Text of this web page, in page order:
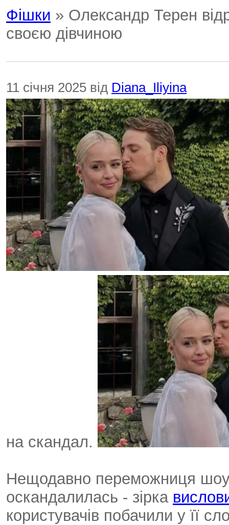
Фішки » Олександр Терен
своєю дівчиною
11 січня 2025 від Diana_Iliyina
на скандал.
Нещодавно переможниця
оскандалилась - зірка
користувачів побачили у її